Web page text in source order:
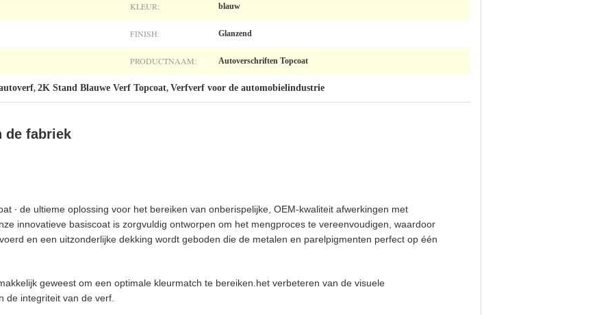
KLEUR: blauw
FINISH: Glanzend
PRODUCTNAAM: Autoverschriften Topcoat
, 2K Stand Blauwe Verf Topcoat, Verfverf voor de automobielindustrie
de fabriek
∙ de ultieme oplossing voor het bereiken van onberispelijke, OEM-kwaliteit afwerkingen met
innovatieve basiscoat is zorgvuldig ontworpen om het mengproces te vereenvoudigen, waardoor
en een uitzonderlijke dekking wordt geboden die de metalen en parelpigmenten perfect op één
geweest om een optimale kleurmatch te bereiken.het verbeteren van de visuele
de integriteit van de verf.